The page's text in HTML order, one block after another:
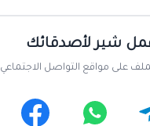
شير لأصدقائك
على مواقع التواصل الاجتماعي